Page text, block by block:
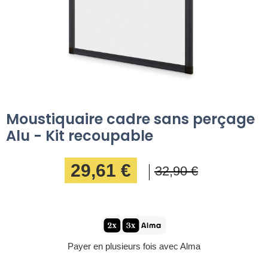
Moustiquaire cadre sans perçage
Alu - Kit recoupable
29,61 €
32,90 €
Payer en plusieurs fois avec Alma